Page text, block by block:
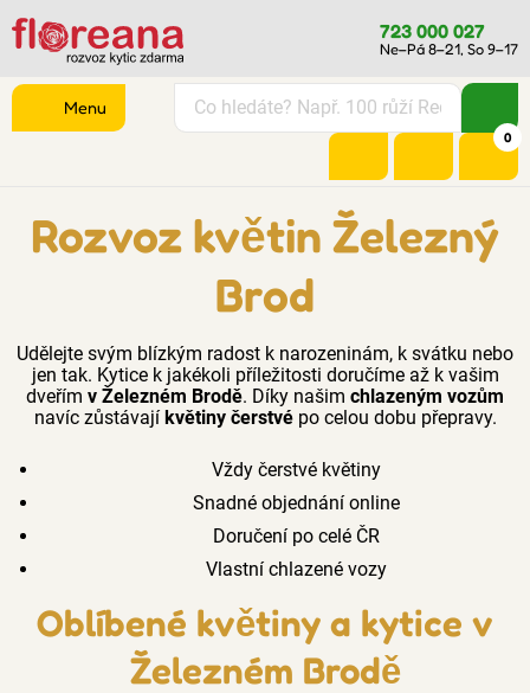
723 000 027
Ne–Pá 8–21, So 9–17
0
Menu
Rozvoz květin Železný
Brod
Udělejte svým blízkým radost k narozeninám, k svátku nebo
jen tak. Kytice k jakékoli příležitosti doručíme až k vašim
dveřím v Železném Brodě. Díky našim chlazeným vozům
navíc zůstávají květiny čerstvépo celou dobu přepravy.
Vždy čerstvé květiny
Snadné objednání online
Doručení po celé ČR
Vlastní chlazené vozy
Oblíbené květiny a kytice v
Železném Brodě